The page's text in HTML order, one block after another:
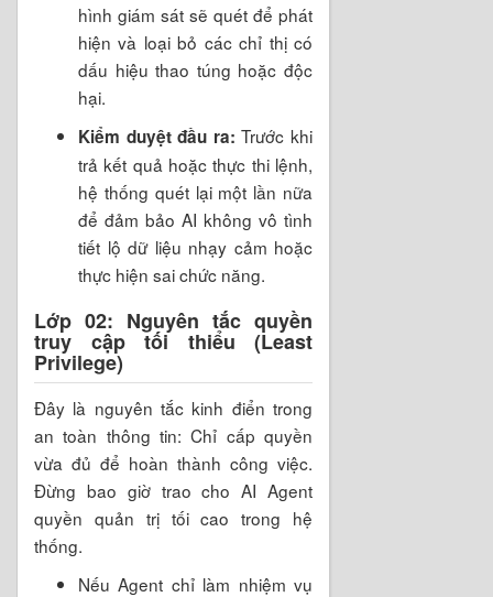
hình giám sát sẽ quét để phát
hiện và loại bỏ các chỉ thị có
dấu hiệu thao túng hoặc độc
hại.
Kiểm duyệt đầu ra: Trước khi
trả kết quả hoặc thực thi lệnh,
hệ thống quét lại một lần nữa
để đảm bảo AI không vô tình
tiết lộ dữ liệu nhạy cảm hoặc
thực hiện sai chức năng.
Lớp 02: Nguyên tắc quyền
truy cập tối thiểu (Least
Privilege)
Đây là nguyên tắc kinh điển trong
an toàn thông tin: Chỉ cấp quyền
vừa đủ để hoàn thành công việc.
Đừng bao giờ trao cho AI Agent
quyền quản trị tối cao trong hệ
thống.
Nếu Agent chỉ làm nhiệm vụ